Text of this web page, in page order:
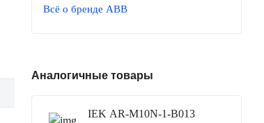
Всё о бренде ABB
Аналогичные товары
IEK AR-M10N-1-B013